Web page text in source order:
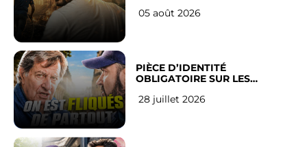
05 août 2026
PIÈCE D’IDENTITÉ
OBLIGATOIRE SUR LES
Français
28 juillet 2026